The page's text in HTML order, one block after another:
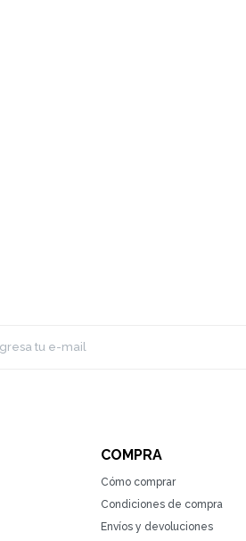
COMPRA
Cómo comprar
Condiciones de compra
Envíos y devoluciones